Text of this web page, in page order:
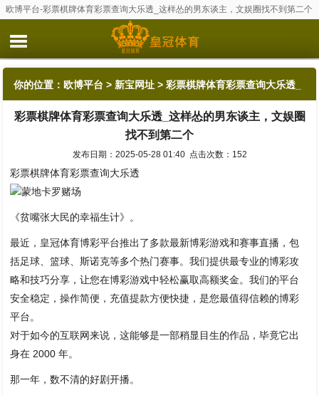
欧博平台-彩票棋牌体育彩票查询大乐透_这样怂的男东谈主，文娱圈找不到第二个
你的位置： 欧博平台 > 新宝网址 > 彩票棋牌体育彩票查询大乐透_
这样怂的男东谈主，文娱圈找不到第二个
彩票棋牌体育彩票查询大乐透_这样怂的男东谈主，文娱圈
找不到第二个
发布日期：2025-05-28 01:40 点击次数：152
彩票棋牌体育彩票查询大乐透
蒙地卡罗赌场
《贫嘴张大民的幸福生计》。
最近，皇冠体育博彩平台推出了多款最新博彩游戏和赛事直播，包
括足球、篮球、斯诺克等多个热门赛事。我们提供最专业的博彩攻
略和技巧分享，让您在博彩游戏中轻松赢取高额奖金。我们的平台
安全稳定，操作简便，充值提款方便快捷，是您最值得信赖的博彩
平台。
对于如今的互联网来说，这能够是一部稍显目生的作品，毕竟它出
身在 2000 年。
那一年，数不清的好剧开播。